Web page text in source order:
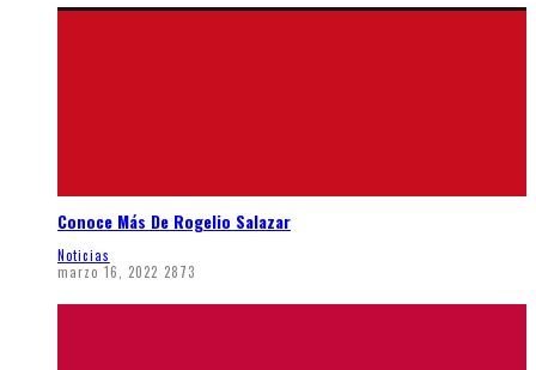
Conoce Más De Rogelio Salazar
Noticias
marzo 16, 2022 2873